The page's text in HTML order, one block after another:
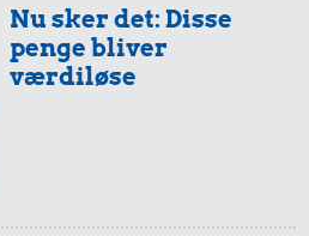
Nu sker det: Disse
penge bliver
værdiløse